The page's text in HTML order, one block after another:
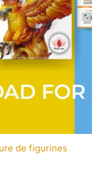
de figurines